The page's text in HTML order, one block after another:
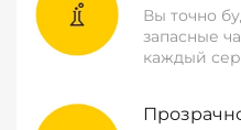
Вы точно
запасные
каждый